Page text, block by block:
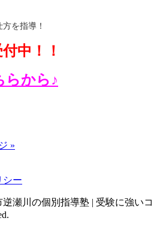
を指導！
中！！
らから♪
»
シー
逆瀬川の個別指導塾 | 受験に強いコ